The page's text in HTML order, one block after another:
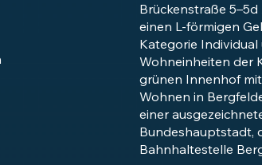
Brückenstraße
einen L-förmigen
Kategorie
Wohneinheiten der
grünen Innenhof
Wohnen in
einer
Bundeshauptstadt,
Bahnhaltestelle